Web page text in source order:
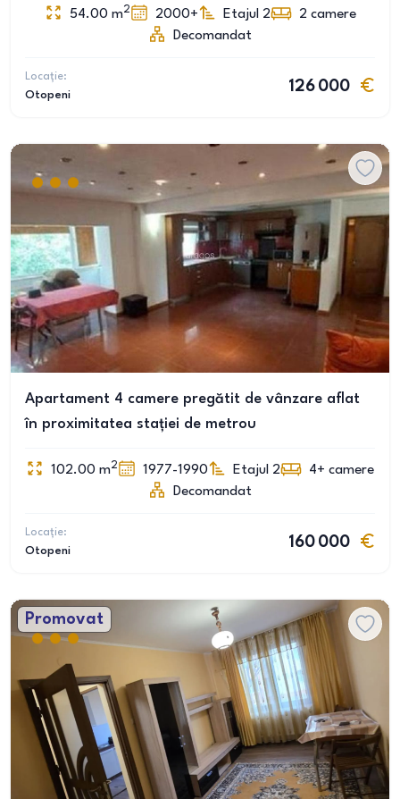
54.00 m2 2000+ Etajul 2 2 camere
Decomandat
Locație:
Otopeni
126 000
Apartament 4 camere pregătit de vânzare aflat
în proximitatea stației de metrou
102.00 m2 1977-1990 Etajul 2 4+ camere
Decomandat
Locație:
Otopeni
160 000
Promovat